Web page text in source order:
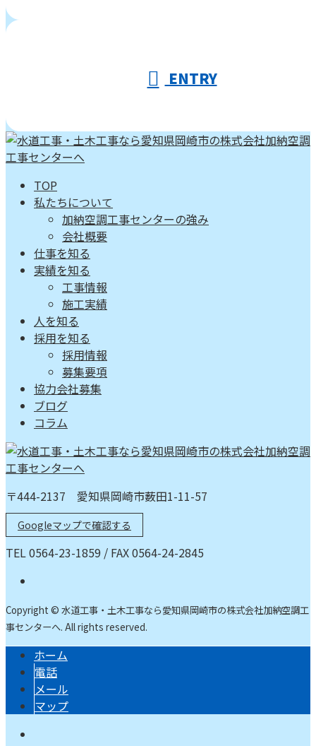
ENTRY
TOP
私たちについて
加納空調工事センターの強み
会社概要
仕事を知る
実績を知る
工事情報
施工実績
人を知る
採用を知る
採用情報
募集要項
協力会社募集
ブログ
コラム
〒444-2137 愛知県岡崎市薮田1-11-57
Googleマップで確認する
TEL 0564-23-1859 / FAX 0564-24-2845
Copyright © 水道工事・土木工事なら愛知県岡崎市の株式会社加納空調工
事センターへ. All rights reserved.
ホーム
電話
メール
マップ